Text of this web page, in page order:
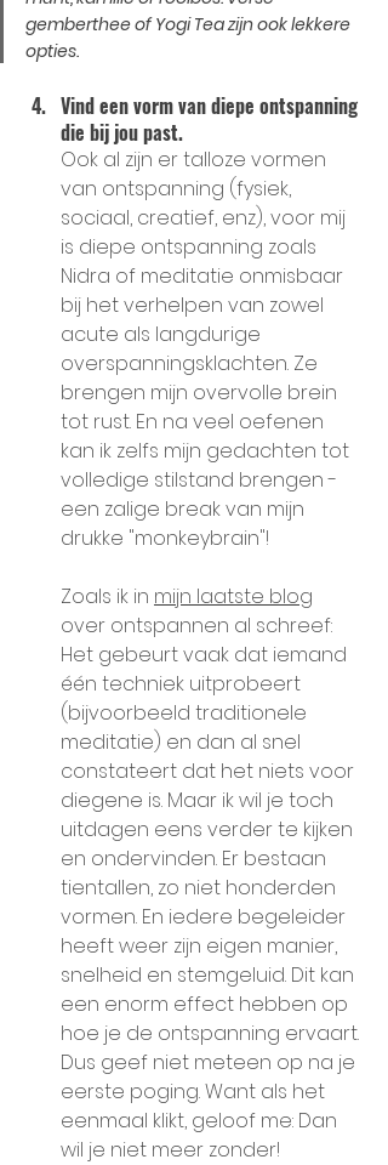
gemberthee of Yogi Tea zijn ook lekkere
opties.
Vind een vorm van diepe ontspanning
die bij jou past.
Ook al zijn er talloze vormen
van ontspanning (fysiek,
sociaal, creatief, enz), voor mij
is diepe ontspanning zoals
Nidra of meditatie onmisbaar
bij het verhelpen van zowel
acute als langdurige
overspanningsklachten. Ze
brengen mijn overvolle brein
tot rust. En na veel oefenen
kan ik zelfs mijn gedachten tot
volledige stilstand brengen -
een zalige break van mijn
drukke "monkeybrain"!
Zoals ik in mijn laatste blog
over ontspannen al schreef:
Het gebeurt vaak dat iemand
één techniek uitprobeert
(bijvoorbeeld traditionele
meditatie) en dan al snel
constateert dat het niets voor
diegene is. Maar ik wil je toch
uitdagen eens verder te kijken
en ondervinden. Er bestaan
tientallen, zo niet honderden
vormen. En iedere begeleider
heeft weer zijn eigen manier,
snelheid en stemgeluid. Dit kan
een enorm effect hebben op
hoe je de ontspanning ervaart.
Dus geef niet meteen op na je
eerste poging. Want als het
eenmaal klikt, geloof me: Dan
wil je niet meer zonder!